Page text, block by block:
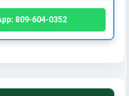
809-604-0352